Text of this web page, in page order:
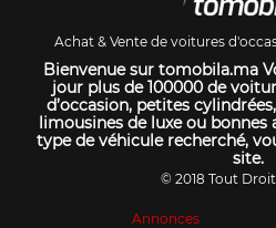
Achat & Vente de voitures
Bienvenue sur tomobila.ma
jour plus de 100000 de
d’occasion, petites
limousines de luxe ou bonnes
type de véhicule recherché,
site.
© 2018 Tout Droit
Annonces